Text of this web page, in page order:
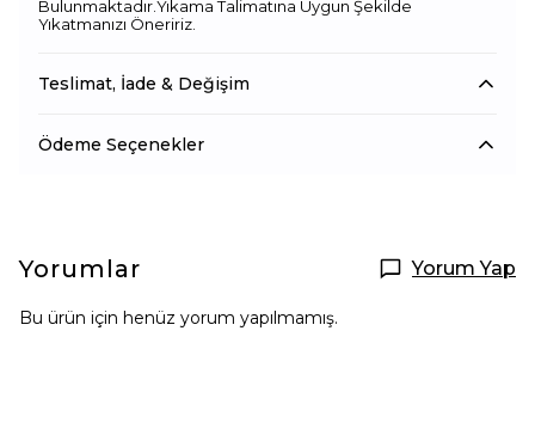
Bulunmaktadır.Yıkama Talimatına Uygun Şekilde
Yıkatmanızı Öneririz.
Teslimat, İade & Değişim
Ödeme Seçenekler
Yorumlar Yorum Yap
Bu ürün için henüz yorum yapılmamış.